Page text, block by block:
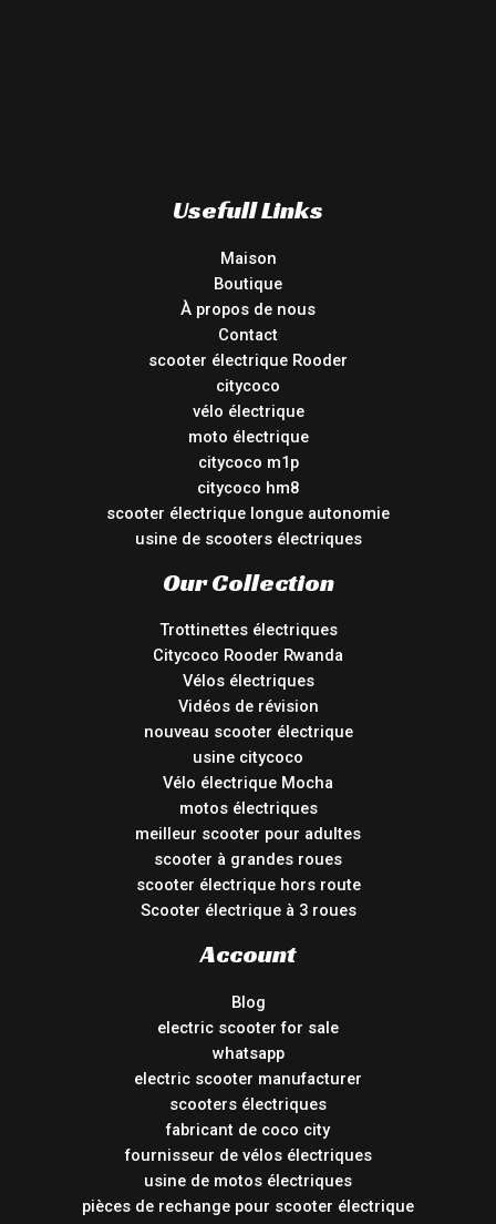
Usefull Links
Maison
Boutique
À propos de nous
Contact
scooter électrique Rooder
citycoco
vélo électrique
moto électrique
citycoco m1p
citycoco hm8
scooter électrique longue autonomie
usine de scooters électriques
Our Collection
Trottinettes électriques
Citycoco Rooder Rwanda
Vélos électriques
Vidéos de révision
nouveau scooter électrique
usine citycoco
Vélo électrique Mocha
motos électriques
meilleur scooter pour adultes
scooter à grandes roues
scooter électrique hors route
Scooter électrique à 3 roues
Account
Blog
electric scooter for sale
whatsapp
electric scooter manufacturer
scooters électriques
fabricant de coco city
fournisseur de vélos électriques
usine de motos électriques
pièces de rechange pour scooter électrique